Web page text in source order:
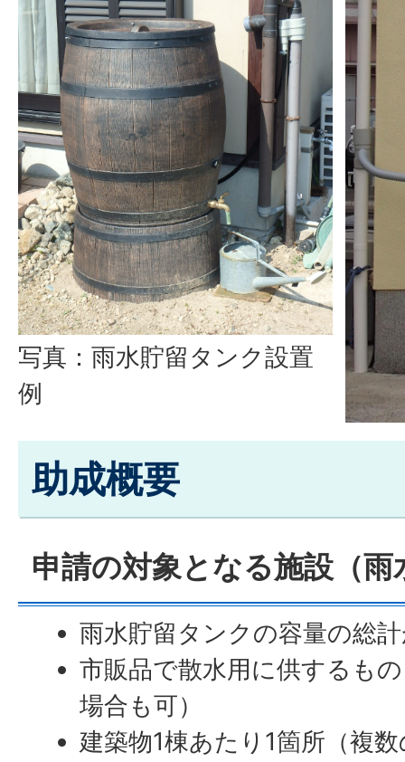
写真：雨水貯留タンク設置
例
助成概要
申請の対象となる施設（
雨水貯留タンクの容量の総
市販品で散水用に供するも
場合も可）
建築物1棟あたり1箇所（複